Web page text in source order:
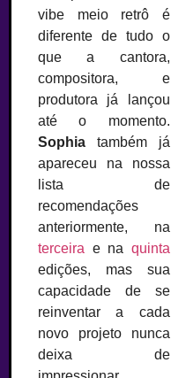
vibe meio retrô é
diferente de tudo o
que a cantora,
compositora, e
produtora já lançou
até o momento.
Sophia também já
apareceu na nossa
lista de
recomendações
anteriormente, na
terceira e na quinta
edições, mas sua
capacidade de se
reinventar a cada
novo projeto nunca
deixa de